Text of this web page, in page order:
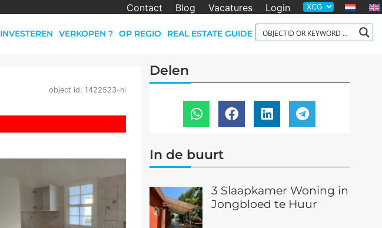
Contact Blog Vacatures Login
INVESTEREN VERKOPEN ? OP REGIO REAL ESTATE GUIDE
object id: 1422523-nl
Delen
In de buurt
3 Slaapkamer Woning in
Jongbloed te Huur